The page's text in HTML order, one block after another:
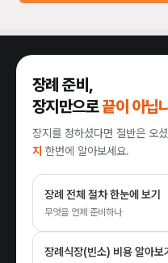
장례 준비,
장지만으로끝이 아닙
장지를 정하셨다면 절반은 오
지 한번에 알아보세요.
장례 전체 절차 한눈에 보기
무엇을 언제 준비하나
장례식장(빈소) 비용 알아보